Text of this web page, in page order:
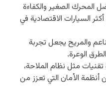
المحرك الصغير والكفاءة
السيارات الاقتصادية في
والمريح يجعل تجربة
الوعرة.
تقنيات مثل نظام الملاحة،
الأمان التي تعزز من